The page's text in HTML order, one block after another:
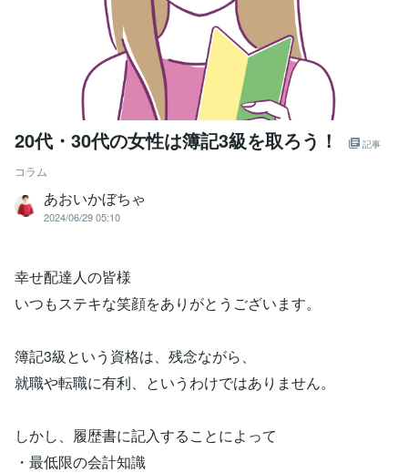
20代・30代の女性は簿記3級を取ろう！ 記事
コラム
あおいかぼちゃ
2024/06/29 05:10
幸せ配達人の皆様
いつもステキな笑顔をありがとうございます。
簿記3級という資格は、残念ながら、
就職や転職に有利、というわけではありません。
しかし、履歴書に記入することによって
・最低限の会計知識